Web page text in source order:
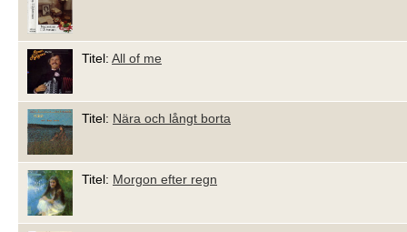
Titel: All of me
Titel: Nära och långt borta
Titel: Morgon efter regn